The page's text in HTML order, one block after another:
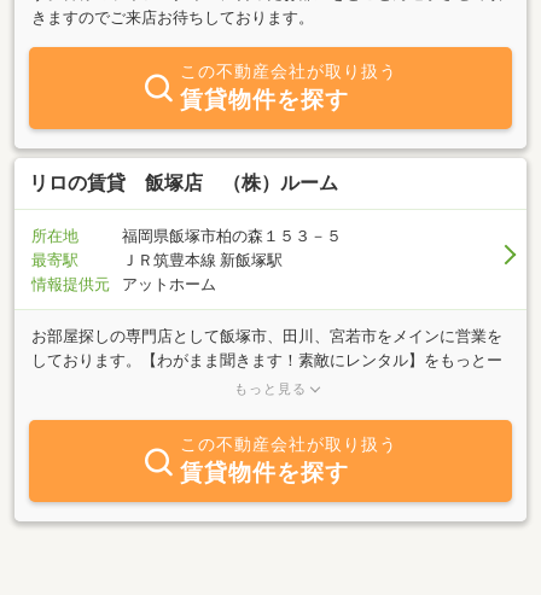
きますのでご来店お待ちしております。
この不動産会社が取り扱う
賃貸物件を探す
リロの賃貸 飯塚店 （株）ルーム
所在地
福岡県飯塚市柏の森１５３－５
最寄駅
ＪＲ筑豊本線 新飯塚駅
情報提供元
アットホーム
お部屋探しの専門店として飯塚市、田川、宮若市をメインに営業を
しております。【わがまま聞きます！素敵にレンタル】をもっとー
に地域密着の当店だからこそ豊富な物件知識や環境情報をもった明
ームをご紹介いたします！単身の方から新婚さん、ご家族の方々の
お引越しなど幅広いニーズに対応させて頂きます。ペット相談、敷
金不要、一戸建、アパート、マンションを数多く取り揃えておりま
すので、スタッフ一同、皆様のご来店を心よりお待ちしておりま
す！土・日・祝日も営業してます！
もっと見る
この不動産会社が取り扱う
賃貸物件を探す